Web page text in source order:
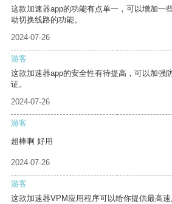
这款加速器app的功能有点单一，可以增加一
动切换线路的功能。
2024-07-26
游客
这款加速器app的安全性有待提高，可以加强
证。
2024-07-26
游客
超棒啊 好用
2024-07-26
游客
这款加速器VPM应用程序可以给你提供最高